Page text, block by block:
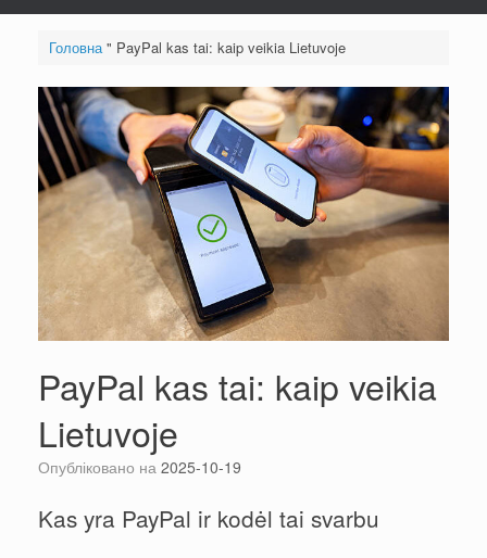
Головна" PayPal kas tai: kaip veikia Lietuvoje
PayPal kas tai: kaip veikia
Lietuvoje
Опубліковано на 2025-10-19
Kas yra PayPal ir kodėl tai svarbu